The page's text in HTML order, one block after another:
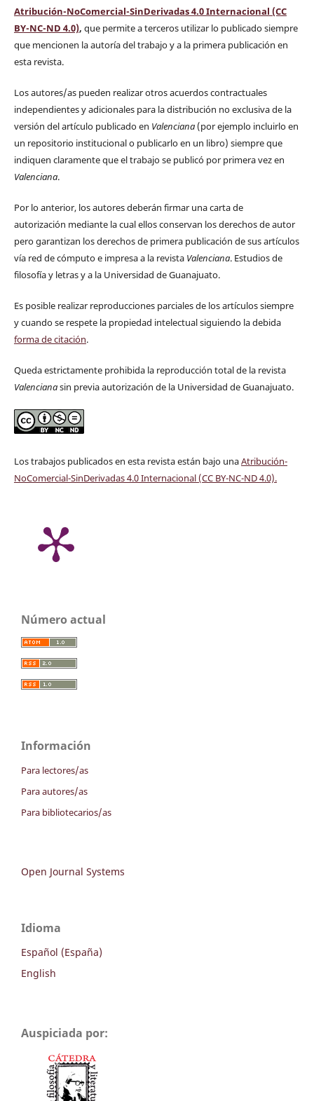
Atribución-NoComercial-SinDerivadas 4.0 Internacional (CC
BY-NC-ND 4.0), que permite a terceros utilizar lo publicado siempre
que mencionen la autoría del trabajo y a la primera publicación en
esta revista.
Los autores/as pueden realizar otros acuerdos contractuales
independientes y adicionales para la distribución no exclusiva de la
versión del artículo publicado en Valenciana(por ejemplo incluirlo en
un repositorio institucional o publicarlo en un libro) siempre que
indiquen claramente que el trabajo se publicó por primera vez en
Valenciana.
Por lo anterior, los autores deberán firmar una carta de
autorización mediante la cual ellos conservan los derechos de autor
pero garantizan los derechos de primera publicación de sus artículos
vía red de cómputo e impresa a la revista Valenciana. Estudios de
filosofía y letras y a la Universidad de Guanajuato.
Es posible realizar reproducciones parciales de los artículos siempre
y cuando se respete la propiedad intelectual siguiendo la debida
forma de citación.
Queda estrictamente prohibida la reproducción total de la revista
Valencianasin previa autorización de la Universidad de Guanajuato.
Los trabajos publicados en esta revista están bajo unaAtribución-
NoComercial-SinDerivadas 4.0 Internacional (CC BY-NC-ND 4.0).
Número actual
Información
Para lectores/as
Para autores/as
Para bibliotecarios/as
Open Journal Systems
Idioma
Español (España)
English
Auspiciada por: